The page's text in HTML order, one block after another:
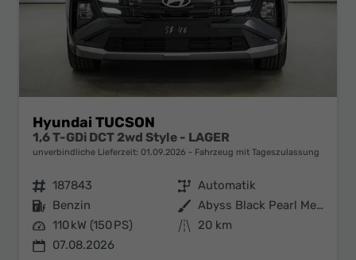
Hyundai TUCSON
1,6 T-GDi DCT 2wd Style - LAGER
unverbindliche Lieferzeit: 01.09.2026 Fahrzeug mit Tageszulassung
Fahrzeugnr. 187843 Getriebe Automatik
Kraftstoff Benzin Außenfarbe
Abyss Black Pearl Metallic ()
Leistung 110 kW (150 PS) Kilometerstand
20 km
07.08.2026